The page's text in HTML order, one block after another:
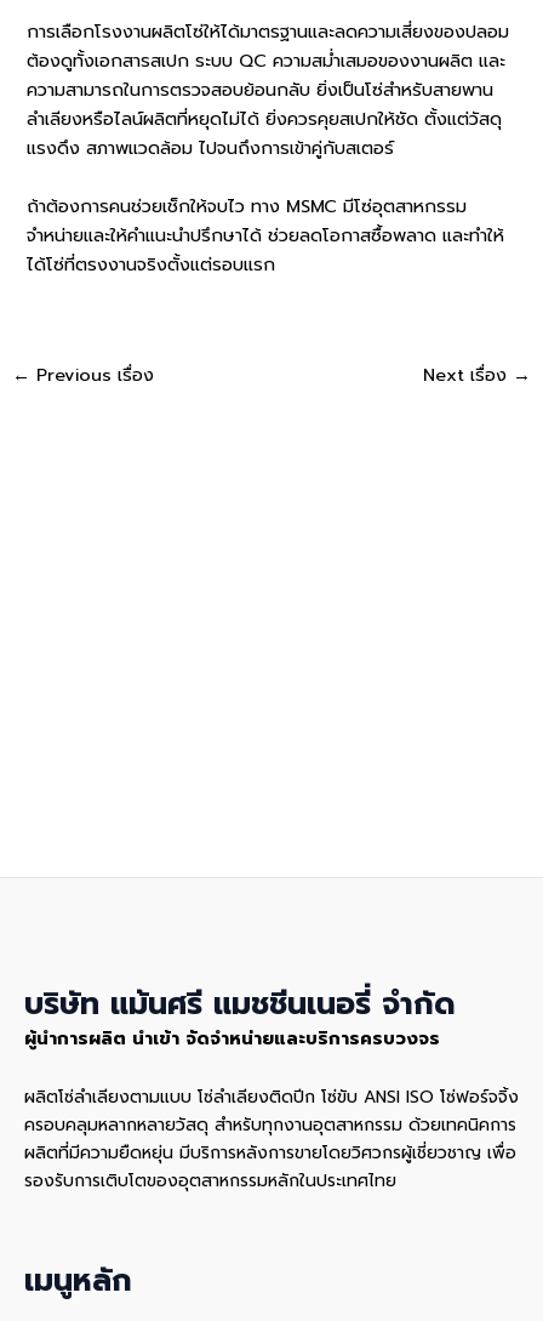
การเลือกโรงงานผลิตโซ่ให้ได้มาตรฐานและลดความเสี่ยงของปลอม
ต้องดูทั้งเอกสารสเปก ระบบ QC ความสม่ำเสมอของงานผลิต และ
ความสามารถในการตรวจสอบย้อนกลับ ยิ่งเป็นโซ่สำหรับสายพาน
ลำเลียงหรือไลน์ผลิตที่หยุดไม่ได้ ยิ่งควรคุยสเปกให้ชัด ตั้งแต่วัสดุ
แรงดึง สภาพแวดล้อม ไปจนถึงการเข้าคู่กับสเตอร์
ถ้าต้องการคนช่วยเช็กให้จบไว ทาง MSMC มีโซ่อุตสาหกรรม
จำหน่ายและให้คำแนะนำปรึกษาได้ ช่วยลดโอกาสซื้อพลาด และทำให้
ได้โซ่ที่ตรงงานจริงตั้งแต่รอบแรก
Post
← Previous เรื่อง Next เรื่อง →
บริษัท แม้นศรี แมชชีนเนอรี่ จำกัด
ผู้นำการผลิต นำเข้า จัดจำหน่ายและบริการครบวงจร
ผลิตโซ่ลำเลียงตามแบบ โซ่ลำเลียงติดปีก โซ่ขับ ANSI ISO โซ่ฟอร์จจิ้ง
ครอบคลุมหลากหลายวัสดุ สําหรับทุกงานอุตสาหกรรม ด้วยเทคนิคการ
ผลิตที่มีความยืดหยุ่น มีบริการหลังการขายโดยวิศวกรผู้เชี่ยวชาญ เพื่อ
รองรับการเติบโตของอุตสาหกรรมหลักในประเทศไทย
เมนูหลัก